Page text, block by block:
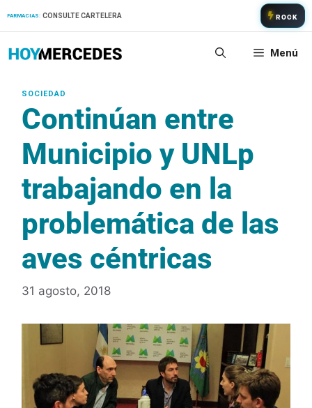
FARMACIAS: CONSULTE CARTELERA ROCK
Menú
Continúan entre
Municipio y UNLp
trabajando en la
problemática de las
aves céntricas
31 agosto, 2018